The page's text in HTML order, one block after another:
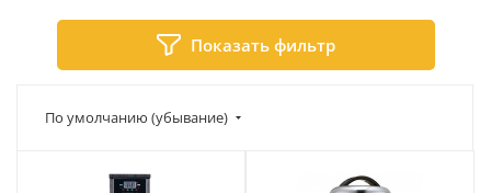
Показать фильтр
По умолчанию (убывание)